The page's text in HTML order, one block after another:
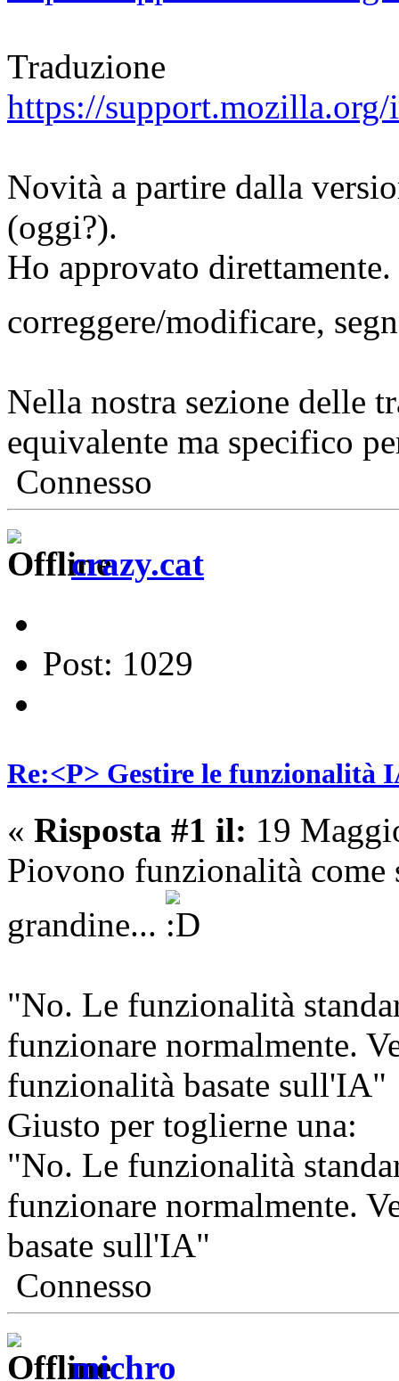
Traduzione
https://
Novità a partire dalla
(oggi?).
Ho approvato direttamente.
correggere/modificare,
Nella nostra sezione delle
equivalente ma specifico
Connesso
crazy.cat
Post: 1029
Re:<P> Gestire le funzionalità
« Risposta #1 il: 19
Piovono funzionalità come
grandine...
"No. Le funzionalità
funzionare normalmente.
funzionalità basate sull'IA"
Giusto per toglierne una:
"No. Le funzionalità
funzionare normalmente.
basate sull'IA"
Connesso
michro